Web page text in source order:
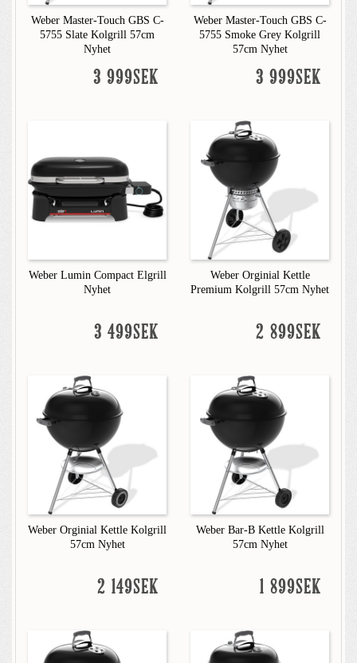
Weber Master-Touch GBS C-
5755 Slate Kolgrill 57cm
Nyhet
3 999SEK
Weber Master-Touch GBS C-
5755 Smoke Grey Kolgrill
57cm Nyhet
3 999SEK
Weber Lumin Compact Elgrill
Nyhet
3 499SEK
Weber Orginial Kettle
Premium Kolgrill 57cm Nyhet
2 899SEK
Weber Orginial Kettle Kolgrill
57cm Nyhet
2 149SEK
Weber Bar-B Kettle Kolgrill
57cm Nyhet
1 899SEK